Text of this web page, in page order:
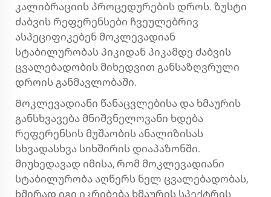
კალიბრაციის პროცედურების დროს. ზუსტი
ძაბვის რეფერენსები ჩვეულებრივ
ასპეციფიკებენ მოკლევადიან
სტაბილურობას პიკიდან პიკამდე ძაბვის
ცვალებადობის მიხედვით განსაზღვრული
დროის განმავლობაში.
Მოკლევადიანი წანაცვლებისა და ხმაურის
განსხვავება მნიშვნელოვანი ხდება
რეფერენსის მუშაობის ანალიზისას
სხვადასხვა სიხშირის დიაპაზონში.
მიუხედავად იმისა, რომ მოკლევადიანი
სტაბილურობა აღწერს ნელ ცვალებადობას,
ხშირად იგი იკრიბება ხმაურის სპექტრის